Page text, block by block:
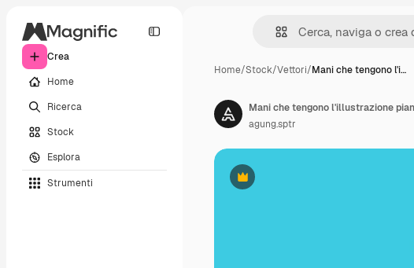
Crea
Home
Ricerca
Stock
Esplora
Strumenti
Home/Stock/Vettori/Mani che tengono l'i…
Premium
agung.sptr